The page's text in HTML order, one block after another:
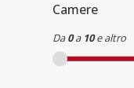
Camere
Da 0 a 10 e altro